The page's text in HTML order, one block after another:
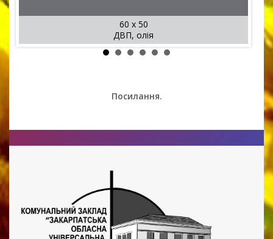
60 x 50
ДВП, олія
Посилання.